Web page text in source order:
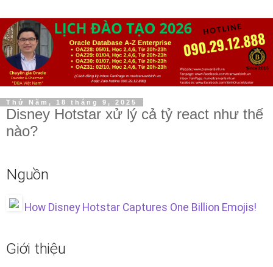
Thứ Năm, 18 tháng 9, 2025
Disney Hotstar xử lý cả tỷ react như thế
nào?
Nguồn
How Disney Hotstar Captures One Billion Emojis!
Giới thiệu